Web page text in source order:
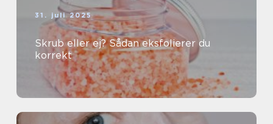
31. juli 2025
Skrub eller ej? Sådan eksfolierer du
korrekt